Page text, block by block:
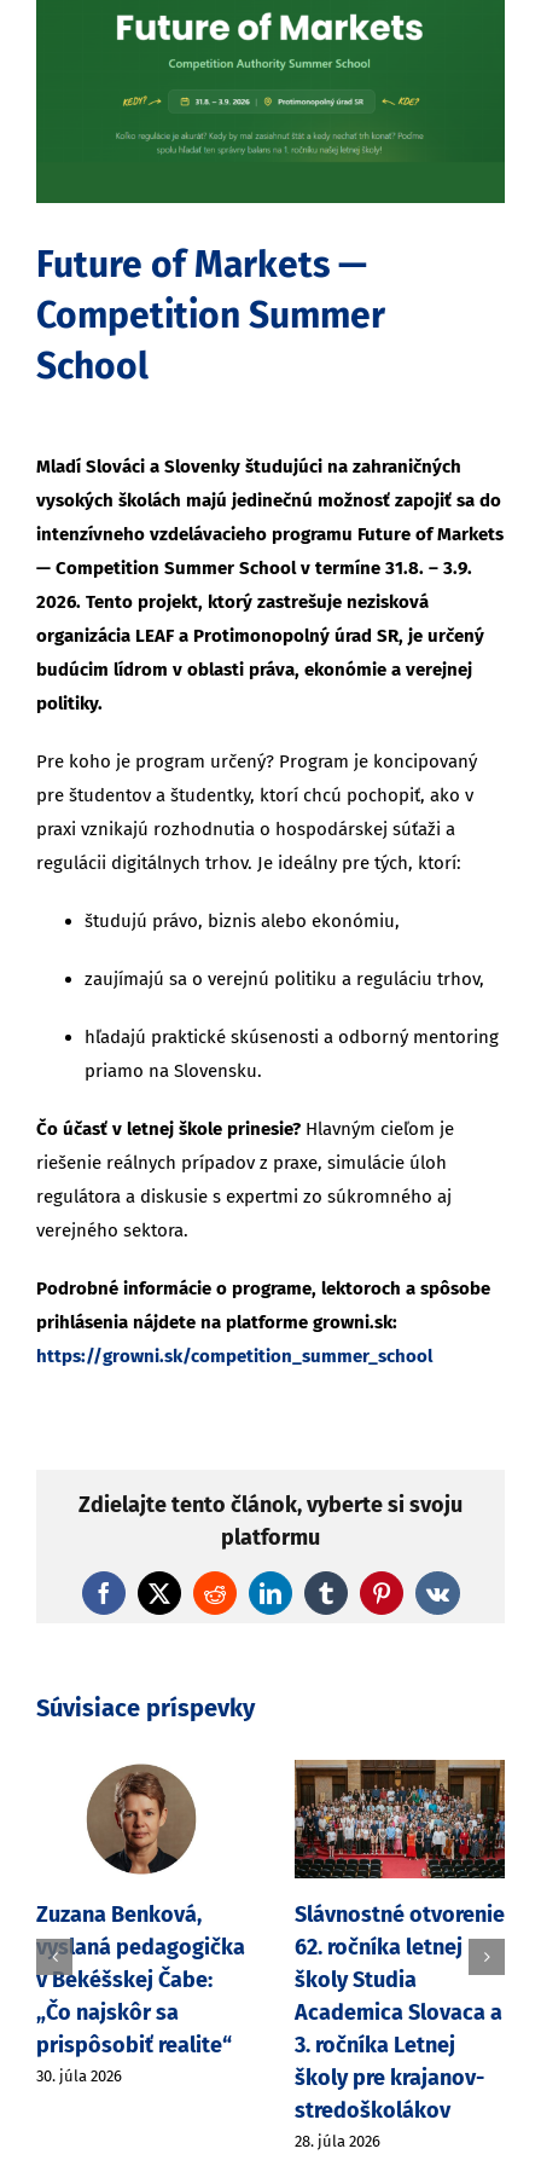
Future of Markets —
Competition Summer
School
Mladí Slováci a Slovenky študujúci na zahraničných
vysokých školách majú jedinečnú možnosť zapojiť sa do
intenzívneho vzdelávacieho programu Future of Markets
— Competition Summer School v termíne 31.8. – 3.9.
2026. Tento projekt, ktorý zastrešuje nezisková
organizácia LEAF a Protimonopolný úrad SR, je určený
budúcim lídrom v oblasti práva, ekonómie a verejnej
politiky.
Pre koho je program určený? Program je koncipovaný
pre študentov a študentky, ktorí chcú pochopiť, ako v
praxi vznikajú rozhodnutia o hospodárskej súťaži a
regulácii digitálnych trhov. Je ideálny pre tých, ktorí:
študujú právo, biznis alebo ekonómiu,
zaujímajú sa o verejnú politiku a reguláciu trhov,
hľadajú praktické skúsenosti a odborný mentoring
priamo na Slovensku.
Čo účasť v letnej škole prinesie?Hlavným cieľom je
riešenie reálnych prípadov z praxe, simulácie úloh
regulátora a diskusie s expertmi zo súkromného aj
verejného sektora.
Podrobné informácie o programe, lektoroch a spôsobe
prihlásenia nájdete na platforme growni.sk:
https://growni.sk/competition_summer_school
Zdielajte tento článok, vyberte si svoju
platformu
Facebook
X RedditLinkedInTumblrPinterest
Vk
Súvisiace príspevky
Zuzana Benková,
vyslaná pedagogička
v Bekéšskej Čabe:
„Čo najskôr sa
prispôsobiť realite“
30. júla 2026
Slávnostné otvorenie
62. ročníka letnej
školy Studia
Academica Slovaca a
3. ročníka Letnej
školy pre krajanov-
stredoškolákov
28. júla 2026